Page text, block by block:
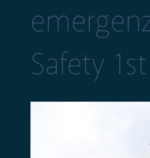
Safety 1st